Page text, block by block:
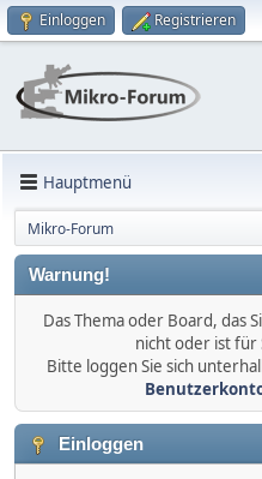
Einloggen Registrieren
Hauptmenü
Mikro-Forum
Warnung!
Das Thema oder Board, das
nicht oder ist für
Bitte loggen Sie sich
Einloggen